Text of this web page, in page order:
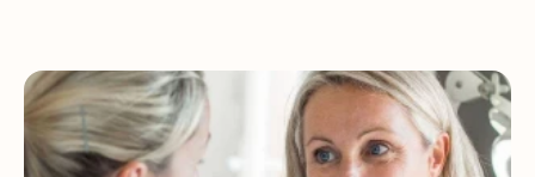
коллегами, но бояться этого не следует.
Давайте посмотрим на факты.
Что делать с симптомами менопаузы